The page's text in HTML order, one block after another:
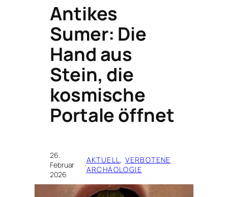
Antikes
Sumer: Die
Hand aus
Stein, die
kosmische
Portale öffnet
26.
Februar
2026
·AKTUELL, VERBOTENE
ARCHÄOLOGIE